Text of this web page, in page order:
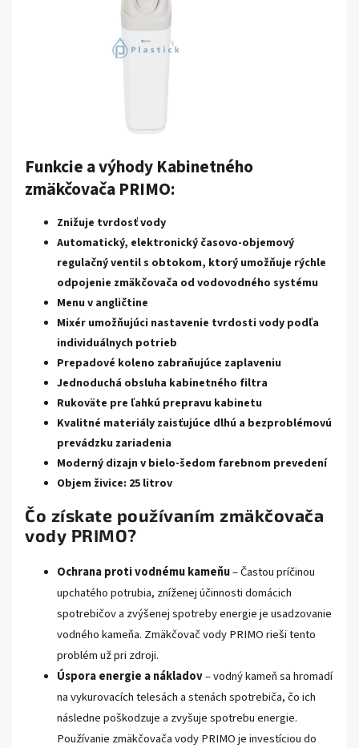
Funkcie a výhody Kabinetného
zmäkčovača PRIMO:
Znižuje tvrdosť vody
Automatický, elektronický časovo-objemový
regulačný ventil s obtokom, ktorý umožňuje rýchle
odpojenie zmäkčovača od vodovodného systému
Menu v angličtine
Mixér umožňujúci nastavenie tvrdosti vody podľa
individuálnych potrieb
Prepadové koleno zabraňujúce zaplaveniu
Jednoduchá obsluha kabinetného filtra
Rukoväte pre ľahkú prepravu kabinetu
Kvalitné materiály zaisťujúce dlhú a bezproblémovú
prevádzku zariadenia
Moderný dizajn v bielo-šedom farebnom prevedení
Objem živice: 25 litrov
Čo získate používaním zmäkčovača
vody PRIMO?
Ochrana proti vodnému kameňu– Častou príčinou
upchatého potrubia, zníženej účinnosti domácich
spotrebičov a zvýšenej spotreby energie je usadzovanie
vodného kameňa. Zmäkčovač vody PRIMO rieši tento
problém už pri zdroji.
Úspora energie a nákladov– vodný kameň sa hromadí
na vykurovacích telesách a stenách spotrebiča, čo ich
následne poškodzuje a zvyšuje spotrebu energie.
Používanie zmäkčovača vody PRIMO je investíciou do